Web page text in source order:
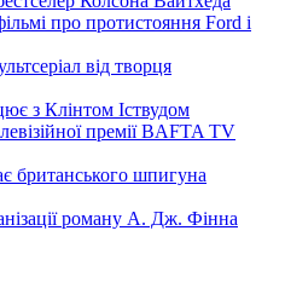
про протистояння Ford і
від творця
з Клінтом Іствудом
премії BAFTA TV
британського шпигуна
роману А. Дж. Фінна